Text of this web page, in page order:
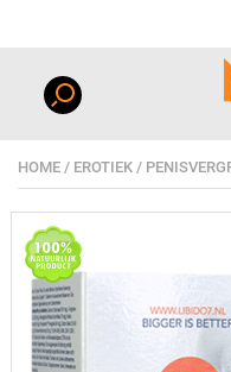
HOME / EROTIEK /